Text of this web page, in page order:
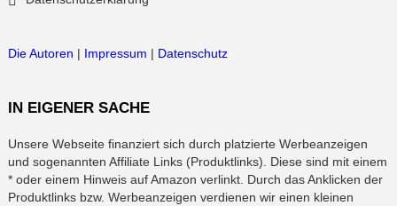
Die Autoren | Impressum | Datenschutz
IN EIGENER SACHE
Unsere Webseite finanziert sich durch platzierte Werbeanzeigen
und sogenannten Affiliate Links (Produktlinks). Diese sind mit einem
* oder einem Hinweis auf Amazon verlinkt. Durch das Anklicken der
Produktlinks bzw. Werbeanzeigen verdienen wir einen kleinen